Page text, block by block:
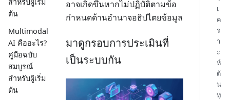
ต้น
Multimodal
AI คืออะไร?
คู่มือฉบับ
สมบูรณ์
สำหรับผู้เริ่ม
ต้น
อาจเกิดขึ้นหากไม่ปฏิบัติตามข้อ
กำหนดด้านอำนาจอธิปไตยข้อมูล
มาดูกรอบการประเมินที่
เป็นระบบกัน
เ
ค
ร
า
ะ
ห์
ต้
น
ทุ